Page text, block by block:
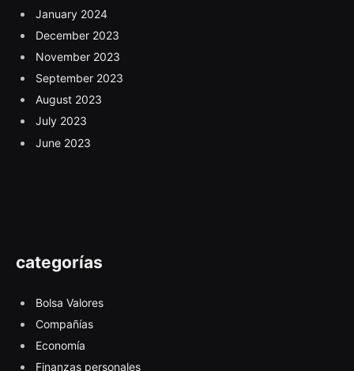
January 2024
December 2023
November 2023
September 2023
August 2023
July 2023
June 2023
categorías
Bolsa Valores
Compañías
Economía
Finanzas personales